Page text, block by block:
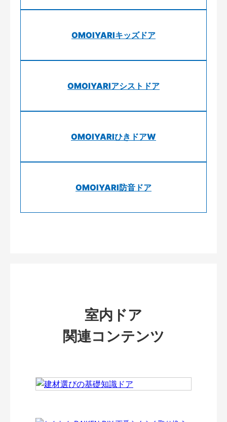
OMOIYARIキッズドア
OMOIYARIアシストドア
OMOIYARIひきドアW
OMOIYARI防音ドア
室内ドア
関連コンテンツ